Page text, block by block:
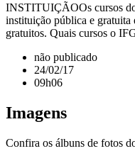
INSTITUIÇÃOOs cursos
instituição pública e gratuita
gratuitos. Quais cursos o
não publicado
24/02/17
09h06
Imagens
Confira os álbuns de fotos